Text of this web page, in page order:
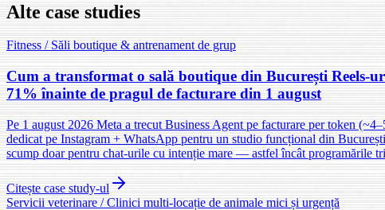
Alte case studies
Fitness / Săli boutique & antrenament de grup
Cum a transformat o sală boutique din București
71% înainte de pragul de facturare din 1 august
Pe 1 august 2026 Meta a trecut Business Agent pe facturare per token
dedicat pe Instagram + WhatsApp pentru un studio funcțional din
scump doar pentru chat-urile cu intenție mare — astfel încât programările
Citește case study-ul
Servicii veterinare / Clinici multi-locație de animale mici și urgență